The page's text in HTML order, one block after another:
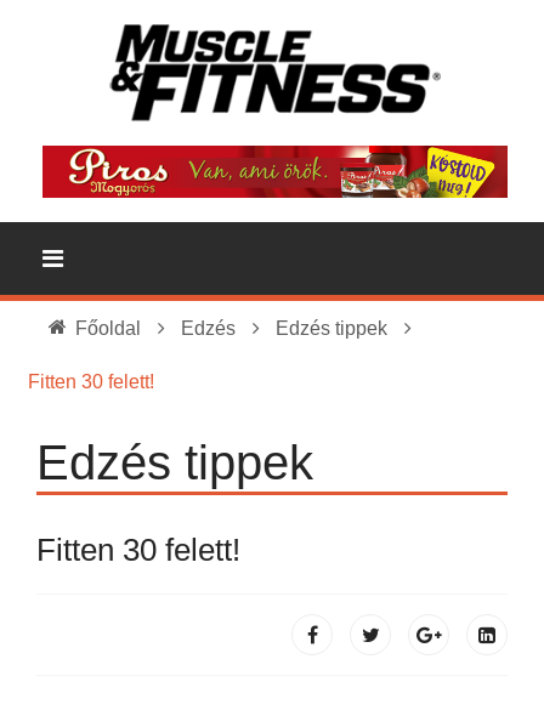
Főoldal Edzés Edzés tippek
Fitten 30 felett!
Edzés tippek
Fitten 30 felett!